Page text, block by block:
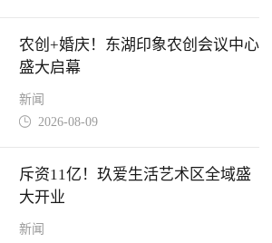
农创+婚庆！东湖印象农创会议中心
盛大启幕
新闻
 2026-08-09
斥资11亿！玖爱生活艺术区全域盛
大开业
新闻